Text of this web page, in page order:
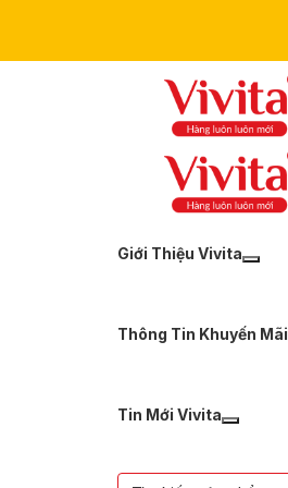
Giới Thiệu Vivita
Thông Tin Khuyến Mãi
Tin Mới Vivita